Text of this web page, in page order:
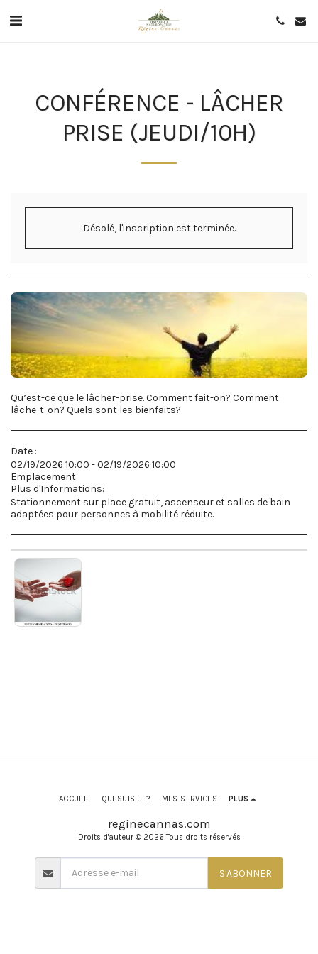
CONFÉRENCE - LÂCHER
PRISE (JEUDI/10H)
Désolé, l'inscription est terminée.
Qu’est-ce que le lâcher-prise. Comment fait-on? Comment
lâche-t-on? Quels sont les bienfaits?
Date :
02/19/2026 10:00 - 02/19/2026 10:00
Emplacement
Plus d'Informations:
Stationnement sur place gratuit, ascenseur et salles de bain
adaptées pour personnes à mobilité réduite.
reginecannas.com
Droits d'auteur © 2026 Tous droits réservés
ACCUEIL QUI SUIS-JE? MES SERVICES PLUS
S'ABONNER